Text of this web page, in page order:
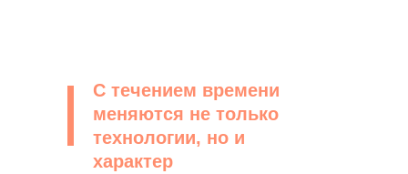
С течением времени
меняются не только
технологии, но и
характер